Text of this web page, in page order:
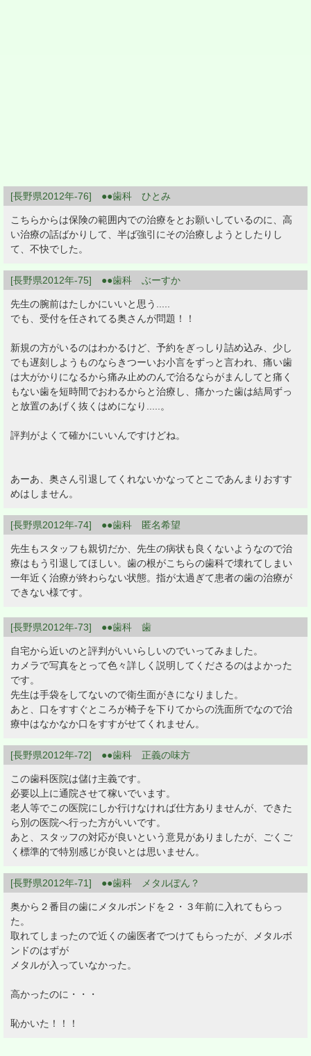
[長野県2012年-76] ●●歯科 ひとみ
こちらからは保険の範囲内での治療をとお願いしているのに、高
い治療の話ばかりして、半ば強引にその治療しようとしたりし
て、不快でした。
[長野県2012年-75] ●●歯科 ぶーすか
先生の腕前はたしかにいいと思う.....
でも、受付を任されてる奥さんが問題！！
新規の方がいるのはわかるけど、予約をぎっしり詰め込み、少し
でも遅刻しようものならきつーいお小言をずっと言われ、痛い歯
は大がかりになるから痛み止めのんで治るならがまんしてと痛く
もない歯を短時間でおわるからと治療し、痛かった歯は結局ずっ
と放置のあげく抜くはめになり.....。
評判がよくて確かにいいんですけどね。
あーあ、奥さん引退してくれないかなってとこであんまりおすす
めはしません。
[長野県2012年-74] ●●歯科 匿名希望
先生もスタッフも親切だか、先生の病状も良くないようなので治
療はもう引退してほしい。歯の根がこちらの歯科で壊れてしまい
一年近く治療が終わらない状態。指が太過ぎて患者の歯の治療が
できない様です。
[長野県2012年-73] ●●歯科 歯
自宅から近いのと評判がいいらしいのでいってみました。
カメラで写真をとって色々詳しく説明してくださるのはよかった
です。
先生は手袋をしてないので衛生面がきになりました。
あと、口をすすぐところが椅子を下りてからの洗面所でなので治
療中はなかなか口をすすがせてくれません。
[長野県2012年-72] ●●歯科 正義の味方
この歯科医院は儲け主義です。
必要以上に通院させて稼いでいます。
老人等でこの医院にしか行けなければ仕方ありませんが、できた
ら別の医院へ行った方がいいです。
あと、スタッフの対応が良いという意見がありましたが、ごくご
く標準的で特別感じが良いとは思いません。
[長野県2012年-71] ●●歯科 メタルぽん？
奥から２番目の歯にメタルボンドを２・３年前に入れてもらっ
た。
取れてしまったので近くの歯医者でつけてもらったが、メタルボ
ンドのはずが
メタルが入っていなかった。
高かったのに・・・
恥かいた！！！